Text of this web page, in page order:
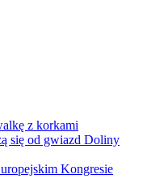
z korkami
się od gwiazd Doliny
Kongresie